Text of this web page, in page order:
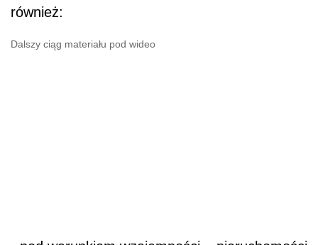
również:
Dalszy ciąg materiału pod wideo